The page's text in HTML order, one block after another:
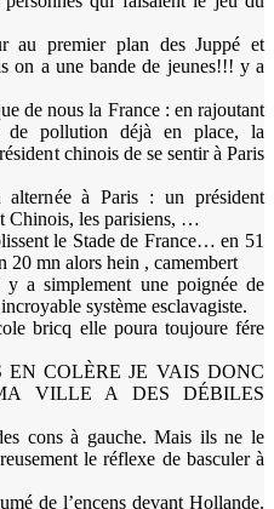
au premier plan des Juppé et
on a une bande de jeunes!!! y a
de nous la France : en rajoutant
de pollution déjà en place, la
chinois de se sentir à Paris
à Paris : un président
Chinois, les parisiens, …
le Stade de France… en 51
mn alors hein , camembert
a simplement une poignée de
système esclavagiste.
bricq elle poura toujoure fére
COLÈRE JE VAIS DONC
VILLE A DES DÉBILES
cons à gauche. Mais ils ne le
le réflexe de basculer à
de l’encens devant Hollande.